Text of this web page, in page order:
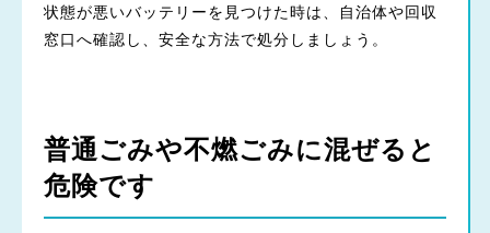
状態が悪いバッテリーを見つけた時は、自治体や回収
窓口へ確認し、安全な方法で処分しましょう。
普通ごみや不燃ごみに混ぜると
危険です